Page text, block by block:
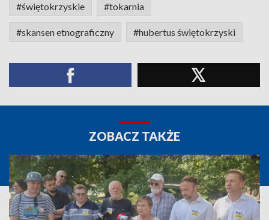
#świętokrzyskie #tokarnia
#skansen etnograficzny #hubertus świętokrzyski
ZOBACZ TAKŻE